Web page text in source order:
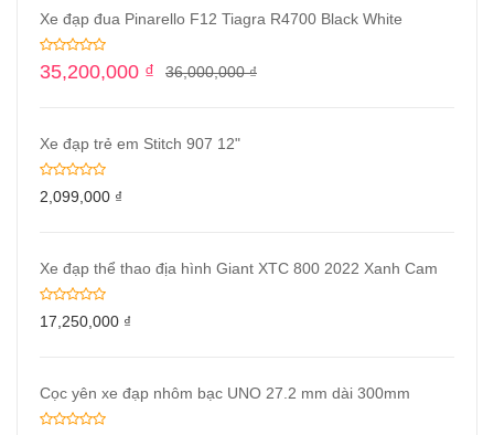
Xe đạp đua Pinarello F12 Tiagra R4700 Black White
36,000,000₫
35,200,000 ₫
Xe đạp trẻ em Stitch 907 12"
2,099,000 ₫
Xe đạp thể thao địa hình Giant XTC 800 2022 Xanh Cam
17,250,000 ₫
Cọc yên xe đạp nhôm bạc UNO 27.2 mm dài 300mm